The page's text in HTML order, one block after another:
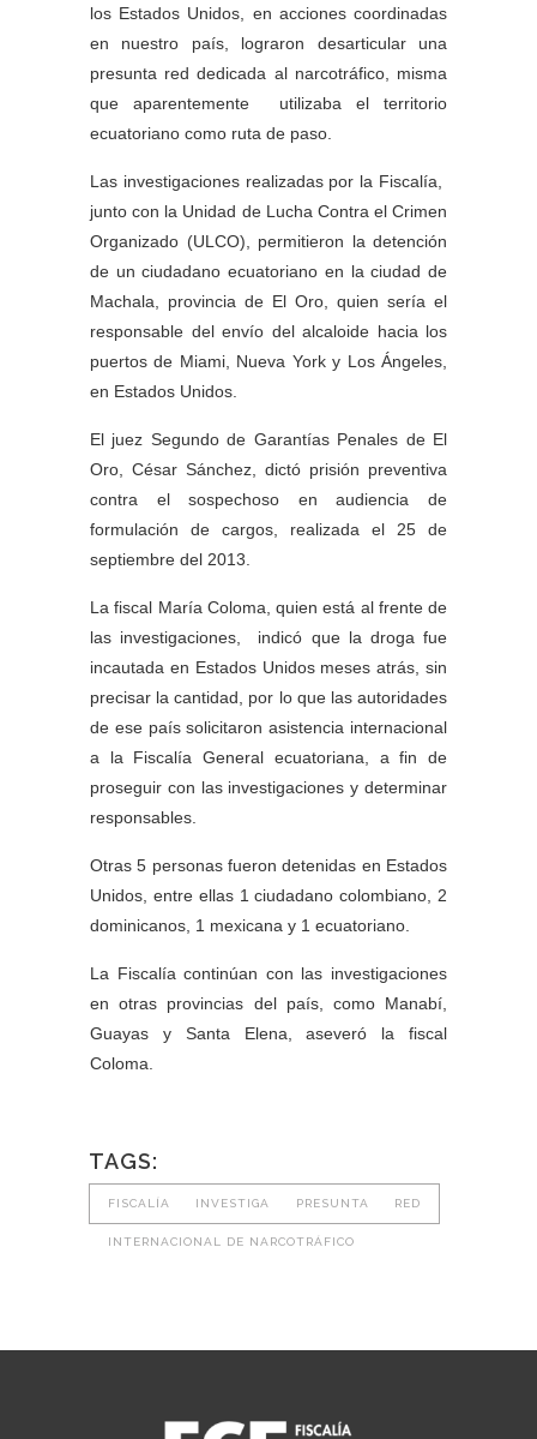
los Estados Unidos, en acciones coordinadas
en nuestro país, lograron desarticular una
presunta red dedicada alnarcotráfico, misma
que aparentemente
utilizaba el territorio
ecuatoriano como ruta de paso.
Las investigaciones realizadas por la Fiscalía,
junto con la Unidad de Lucha Contra el Crimen
Organizado (ULCO), permitieron la detención
de un ciudadano ecuatoriano en la ciudad de
Machala, provincia de El Oro, quien sería el
responsable del envío del alcaloide hacia los
puertos de Miami, Nueva York y Los Ángeles,
en Estados Unidos.
El juez Segundo de Garantías Penales de El
Oro, César Sánchez, dictó prisión preventiva
contra el
sospechoso en audiencia de
formulación de cargos, realizada el 25 de
septiembre del 2013.
La fiscal María Coloma, quien está al frente de
las investigaciones, indicó que la droga fue
incautada en Estados Unidos meses atrás, sin
precisar la cantidad, por lo que las autoridades
de ese país solicitaron asistencia internacional
a la Fiscalía General ecuatoriana, a fin de
proseguir con las investigaciones y determinar
responsables.
Otras 5 personas fueron detenidas en Estados
Unidos, entre ellas 1 ciudadano colombiano, 2
dominicanos, 1 mexicana y 1 ecuatoriano.
La Fiscalía continúan con las investigaciones
en otras provincias del país, como Manabí,
Guayas y Santa Elena, aseveró la fiscal
Coloma.
TAGS:
FISCALÍA INVESTIGA PRESUNTA RED
INTERNACIONAL DE NARCOTRÁFICO